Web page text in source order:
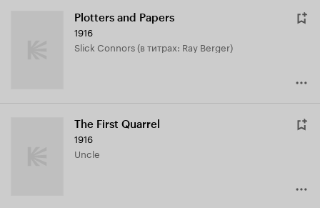
Plotters and Papers
1916
Slick Connors (в титрах: Ray Berger)
The First Quarrel
1916
Uncle